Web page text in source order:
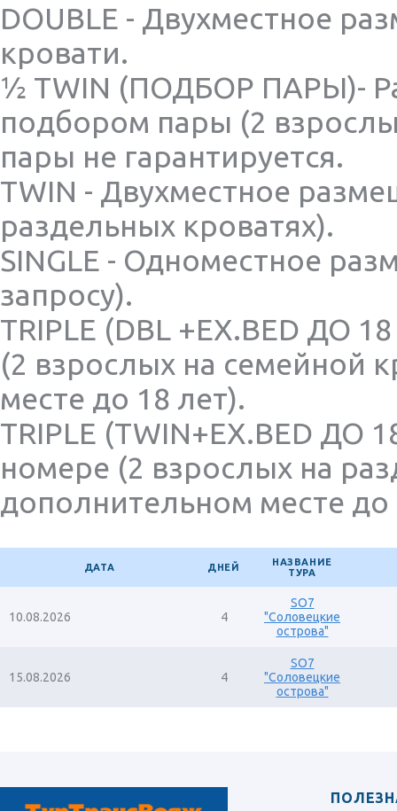
DOUBLE - Двухместное
кровати.
½ TWIN (ПОДБОР ПАРЫ)-
подбором пары (2
пары не гарантируется.
TWIN - Двухместное
раздельных кроватях).
SINGLE - Одноместное
запросу).
TRIPLE (DBL +EX.BED ДО
(2 взрослых на семейной
месте до 18 лет).
TRIPLE (TWIN+EX.BED ДО
номере (2 взрослых на
дополнительном месте до
ДАТА ДНЕЙ
НАЗВАНИЕ
ТУРА
10.08.2026 4
SO7
"Соловецкие
острова"
15.08.2026 4
SO7
"Соловецкие
острова"